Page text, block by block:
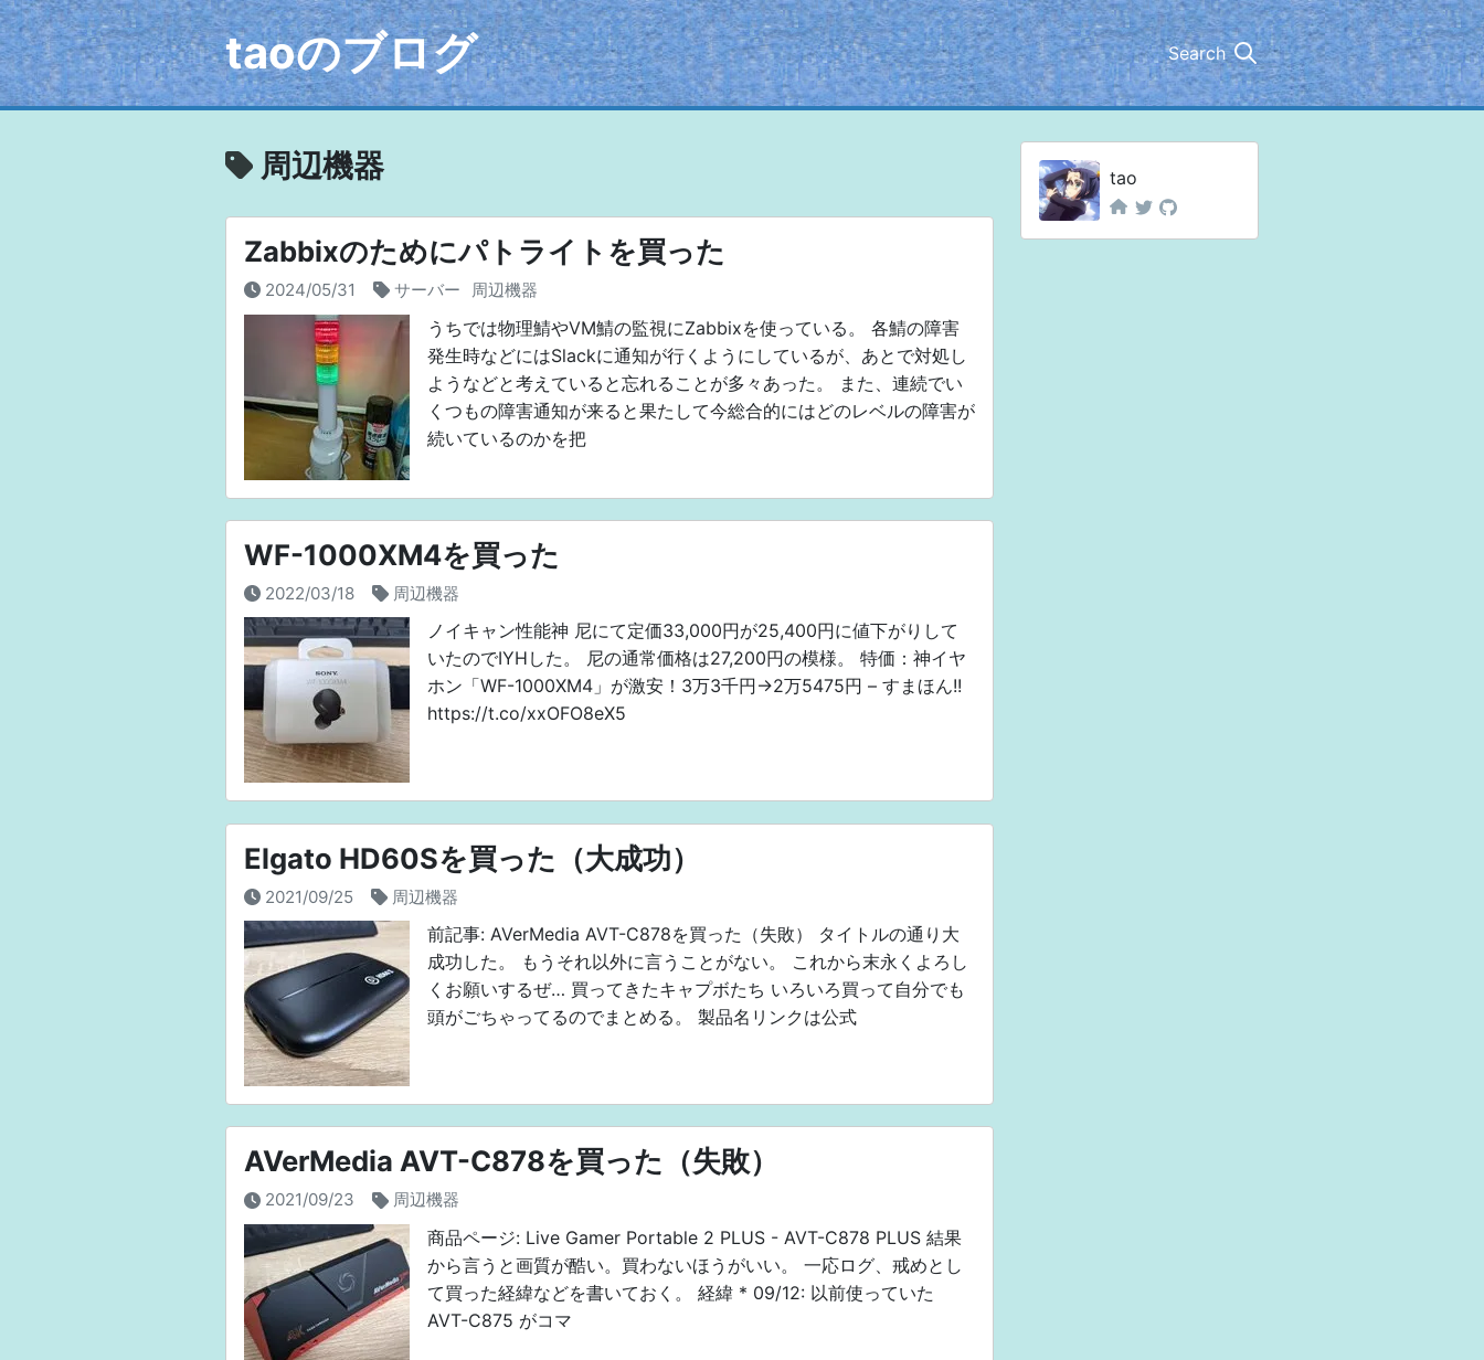
taoのブログ Search
周辺機器
Zabbixのためにパトライトを買った
2024/05/31 サーバー 周辺機器
うちでは物理鯖やVM鯖の監視にZabbixを使っている。 各鯖の障害
発生時などにはSlackに通知が行くようにしているが、あとで対処し
ようなどと考えていると忘れることが多々あった。 また、連続でい
くつもの障害通知が来ると果たして今総合的にはどのレベルの障害が
続いているのかを把
WF-1000XM4を買った
2022/03/18 周辺機器
ノイキャン性能神 尼にて定価33,000円が25,400円に値下がりして
いたのでIYHした。 尼の通常価格は27,200円の模様。 特価：神イヤ
ホン「WF-1000XM4」が激安！3万3千円→2万5475円 – すまほん!!
https://t.co/xxOFO8eX5
Elgato HD60Sを買った（大成功）
2021/09/25 周辺機器
前記事: AVerMedia AVT-C878を買った（失敗） タイトルの通り大
成功した。 もうそれ以外に言うことがない。 これから末永くよろし
くお願いするぜ… 買ってきたキャプボたち いろいろ買って自分でも
頭がごちゃってるのでまとめる。 製品名リンクは公式
AVerMedia AVT-C878を買った（失敗）
2021/09/23 周辺機器
商品ページ: Live Gamer Portable 2 PLUS - AVT-C878 PLUS 結果
から言うと画質が酷い。買わないほうがいい。 一応ログ、戒めとし
て買った経緯などを書いておく。 経緯 * 09/12: 以前使っていた
AVT-C875 がコマ
tao